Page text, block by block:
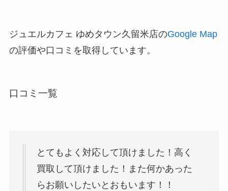
ジュエルカフェ ゆめタウン久留米店のGoogle Map
の評価や口コミを取得しています。
口コミ一覧
とてもよく対応して頂けました！高く
買取して頂けました！また何かあった
らお願いしたいとおもいます！！